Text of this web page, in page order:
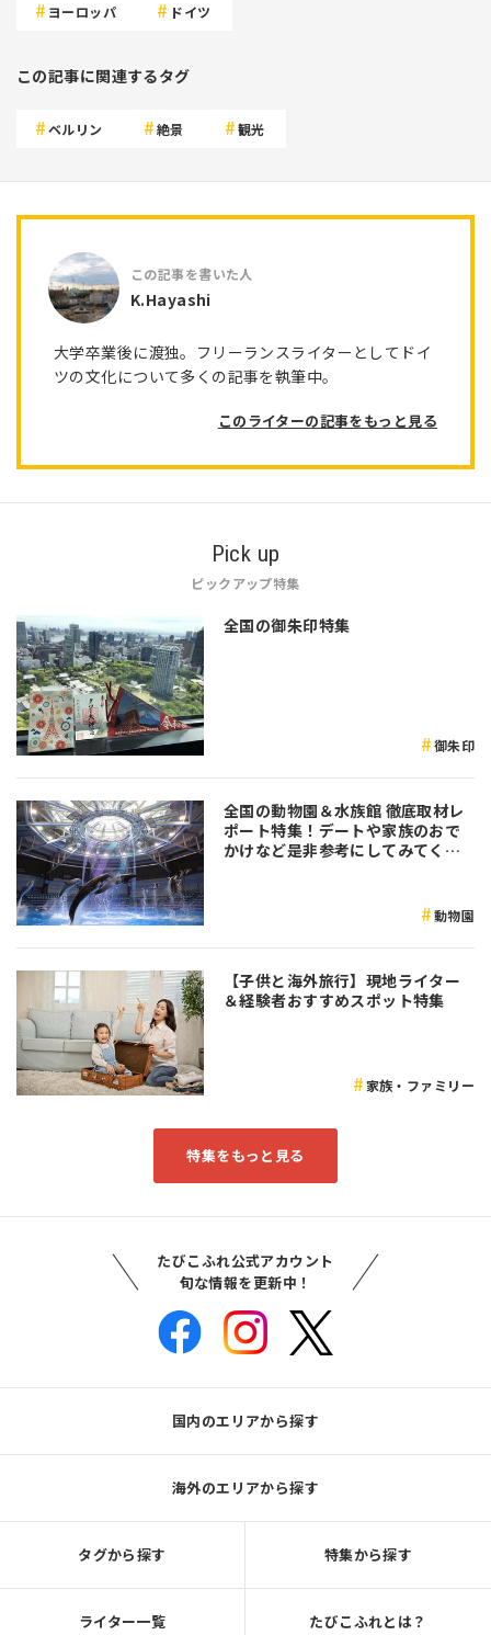
ヨーロッパ ドイツ
この記事に関連するタグ
ベルリン 絶景 観光
K.Hayashi
大学卒業後に渡独。フリーランスライターとしてドイ
ツの文化について多くの記事を執筆中。
このライターの記事をもっと見る
Pick up
ピックアップ特集
全国の御朱印特集
御朱印
全国の動物園＆水族館 徹底取材レ
ポート特集！デートや家族のおで
かけなど是非参考にしてみてくだ
動物園
【子供と海外旅行】現地ライター
＆経験者おすすめスポット特集
家族・ファミリー
特集をもっと見る
たびこふれ公式アカウント
旬な情報を更新中！
国内のエリアから探す
海外のエリアから探す
タグから探す 特集から探す
ライター一覧 たびこふれとは？